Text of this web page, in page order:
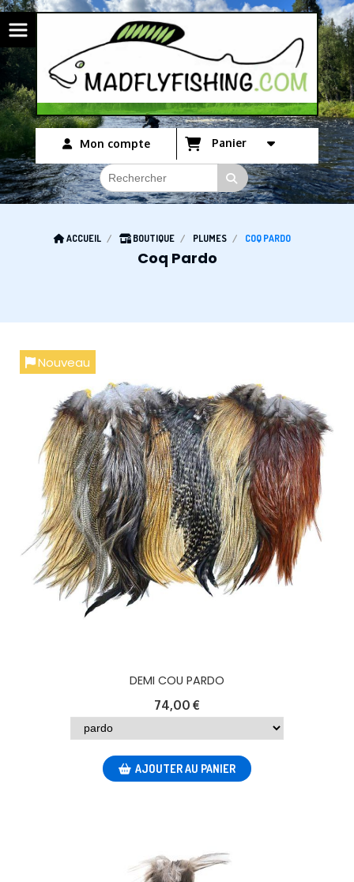
Mon compte Panier
ACCUEIL BOUTIQUE PLUMES COQ PARDO
Coq Pardo
Nouveau
DEMI COU PARDO
74,00 €
AJOUTER AU PANIER
Panneau de gestion des cookies